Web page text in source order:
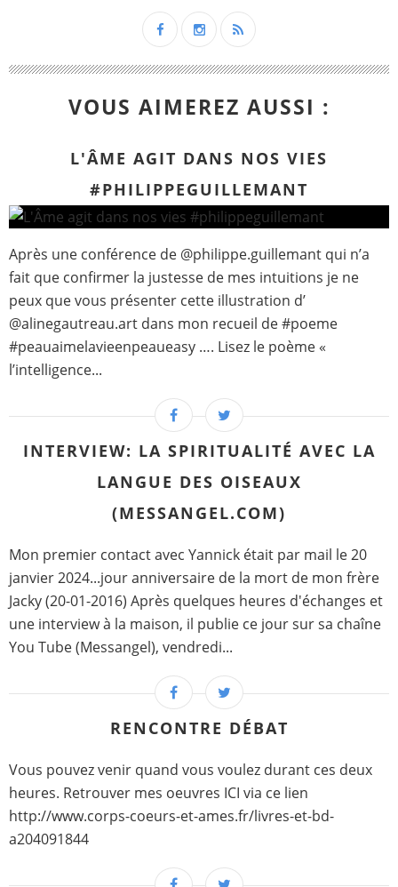
VOUS AIMEREZ AUSSI :
L'ÂME AGIT DANS NOS VIES
#PHILIPPEGUILLEMANT
Après une conférence de @philippe.guillemant qui n’a
fait que confirmer la justesse de mes intuitions je ne
peux que vous présenter cette illustration d’
@alinegautreau.art dans mon recueil de #poeme
#peauaimelavieenpeaueasy …. Lisez le poème «
l’intelligence...
INTERVIEW: LA SPIRITUALITÉ AVEC LA
LANGUE DES OISEAUX
(MESSANGEL.COM)
Mon premier contact avec Yannick était par mail le 20
janvier 2024...jour anniversaire de la mort de mon frère
Jacky (20-01-2016) Après quelques heures d'échanges et
une interview à la maison, il publie ce jour sur sa chaîne
You Tube (Messangel), vendredi...
RENCONTRE DÉBAT
Vous pouvez venir quand vous voulez durant ces deux
heures. Retrouver mes oeuvres ICI via ce lien
http://www.corps-coeurs-et-ames.fr/livres-et-bd-
a204091844